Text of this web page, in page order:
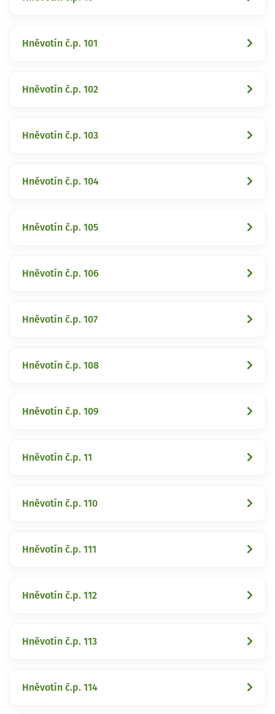
Hněvotín č.p. 101
Hněvotín č.p. 102
Hněvotín č.p. 103
Hněvotín č.p. 104
Hněvotín č.p. 105
Hněvotín č.p. 106
Hněvotín č.p. 107
Hněvotín č.p. 108
Hněvotín č.p. 109
Hněvotín č.p. 11
Hněvotín č.p. 110
Hněvotín č.p. 111
Hněvotín č.p. 112
Hněvotín č.p. 113
Hněvotín č.p. 114